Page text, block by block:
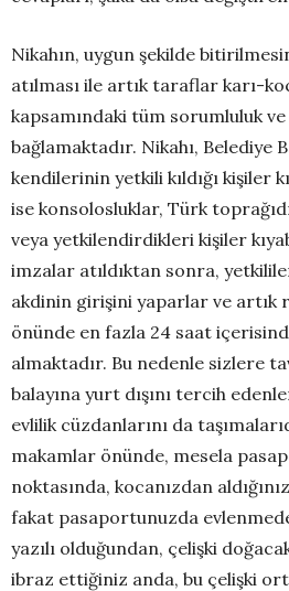
Nikahın, uygun şekilde
atılması ile artık taraflar karı-
kapsamındaki tüm sorumluluk
bağlamaktadır. Nikahı, Belediye
kendilerinin yetkili kıldığı kişiler
ise konsolosluklar, Türk
veya yetkilendirdikleri kişiler
imzalar atıldıktan sonra,
akdinin girişini yaparlar ve artık
önünde en fazla 24 saat
almaktadır. Bu nedenle sizlere
balayına yurt dışını tercih
evlilik cüzdanlarını da
makamlar önünde, mesela
noktasında, kocanızdan
fakat pasaportunuzda
yazılı olduğundan, çelişki
ibraz ettiğiniz anda, bu çelişki